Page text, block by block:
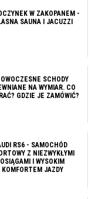
W ZAKOPANEM -
SAUNA I JACUZZI
SCHODY
NA WYMIAR. CO
GDZIE JE ZAMÓWIĆ?
RS6 - SAMOCHÓD
Z NIEZWYKŁYMI
OSIĄGAMI I WYSOKIM
KOMFORTEM JAZDY